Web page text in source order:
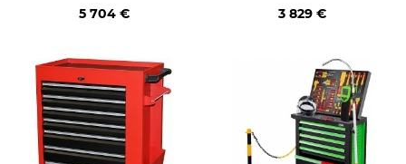
IUMF
5 704 €
C
3 829 €